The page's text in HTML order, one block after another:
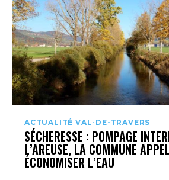
ACTUALITÉ VAL-DE-TRAVERS
SÉCHERESSE : POMPAGE
L’AREUSE, LA COMMUNE
ÉCONOMISER L’EAU